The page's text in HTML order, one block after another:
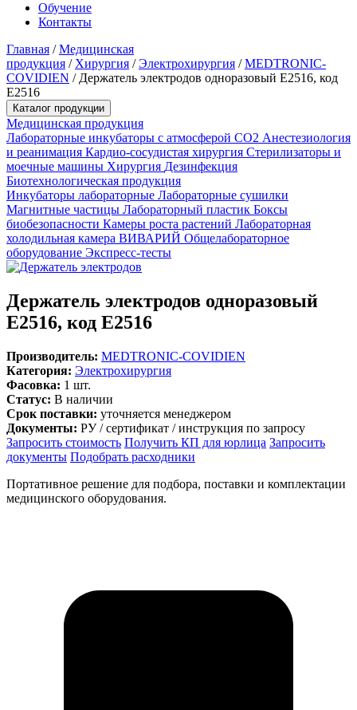
Обучение
Контакты
Главная /Медицинская
продукция / Хирургия /Электрохирургия /MEDTRONIC-
COVIDIEN / Держатель электродов одноразовый E2516, код
E2516
Каталог продукции
Медицинская продукция
Лабораторные инкубаторы с атмосферой CO2 Анестезиология
и реанимация Кардио-сосудистая хирургия Стерилизаторы и
моечные машины Хирургия Дезинфекция
Биотехнологическая продукция
Инкубаторы лабораторные Лабораторные сушилки
Магнитные частицы Лабораторный пластик Боксы
биобезопасности Камеры роста растений Лабораторная
холодильная камера ВИВАРИЙ Общелабораторное
оборудование Экспресс-тесты
Держатель электродов одноразовый
E2516, код E2516
Производитель: MEDTRONIC-COVIDIEN
Категория: Электрохирургия
Фасовка: 1 шт.
Статус: В наличии
Срок поставки: уточняется менеджером
Документы: РУ / сертификат / инструкция по запросу
Запросить стоимость Получить КП для юрлица Запросить
документы Подобрать расходники
Портативное решение для подбора, поставки и комплектации
медицинского оборудования.